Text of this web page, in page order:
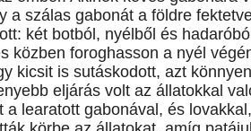
a szálas gabonát a földre
két botból, nyélből és
közben foroghasson a nyél
kicsit is sutáskodott, azt
eljárás volt az állatokkal
learatott gabonával, és